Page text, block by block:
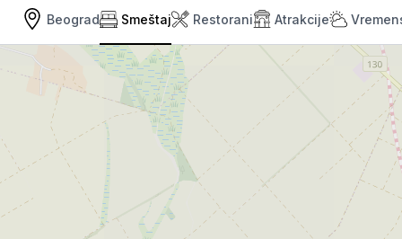
Beograd Smeštaj Restorani Atrakcije